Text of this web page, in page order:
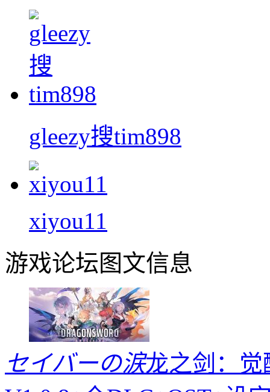
gleezy搜tim898
xiyou11
游戏论坛图文信息
セイバーの涙龙之剑：觉